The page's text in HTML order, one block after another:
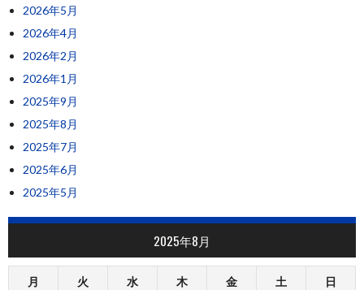
2026年5月
2026年4月
2026年2月
2026年1月
2025年9月
2025年8月
2025年7月
2025年6月
2025年5月
2025年8月
月 火 水 木 金 土 日